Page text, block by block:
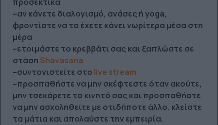
–αν κάνετε διαλογισμό, ανάσες ή yoga,
φροντίστε να το έχετε κάνει νωρίτερα μέσα στη
μέρα
–ετοιμάστε το κρεββάτι σας και ξαπλώστε σε
στάση Shavasana
–συντονιστείτε στο live stream
–προσπαθήστε να μην σκέφτεστε όταν ακούτε,
μην τσεκάρετε το κινητό σας και προσπαθήστε
να μην ασχοληθείτε με οτιδήποτε άλλο. κλείστε
τα μάτια και απολαύστε την εμπειρία.